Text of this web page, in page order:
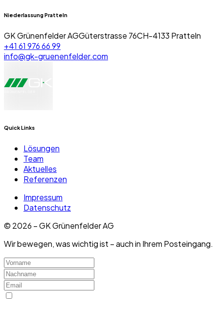
Niederlassung Pratteln
GK Grünenfelder AGGüterstrasse 76CH-4133 Pratteln
+41 61 976 66 99
info@gk-gruenenfelder.com
Quick Links
Lösungen
Team
Aktuelles
Referenzen
Impressum
Datenschutz
© 2026 – GK Grünenfelder AG
Wir bewegen, was wichtig ist – auch in Ihrem Posteingang.